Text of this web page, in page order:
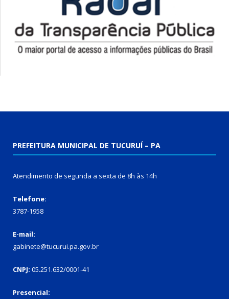
PREFEITURA MUNICIPAL DE TUCURUÍ – PA
Atendimento de segunda a sexta de 8h às 14h
Telefone:
3787-1958
E-mail:
gabinete@tucurui.pa.gov.br
CNPJ: 05.251.632/0001-41
Presencial: